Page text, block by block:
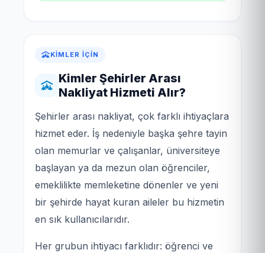
KIMLER İÇIN
Kimler Şehirler Arası
Nakliyat Hizmeti Alır?
Şehirler arası nakliyat, çok farklı ihtiyaçlara
hizmet eder. İş nedeniyle başka şehre tayin
olan memurlar ve çalışanlar, üniversiteye
başlayan ya da mezun olan öğrenciler,
emeklilikte memleketine dönenler ve yeni
bir şehirde hayat kuran aileler bu hizmetin
en sık kullanıcılarıdır.
Her grubun ihtiyacı farklıdır: öğrenci ve